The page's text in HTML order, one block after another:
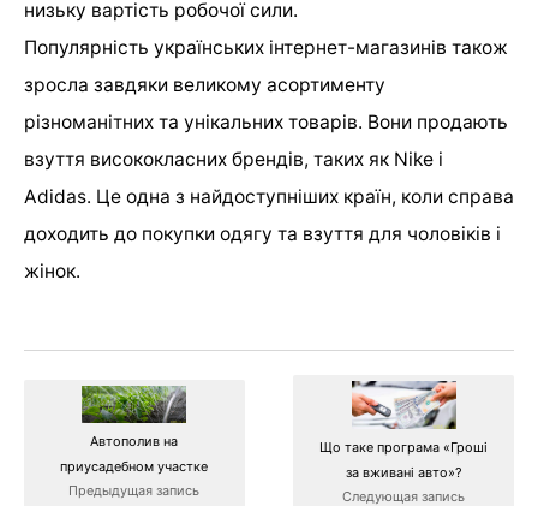
низьку вартість робочої сили.
Популярність українських інтернет-магазинів також
зросла завдяки великому асортименту
різноманітних та унікальних товарів. Вони продають
взуття висококласних брендів, таких як Nike і
Adidas. Це одна з найдоступніших країн, коли справа
доходить до покупки одягу та взуття для чоловіків і
жінок.
Автополив на
приусадебном участке
Предыдущая запись
Що таке програма «Гроші
за вживані авто»?
Следующая запись